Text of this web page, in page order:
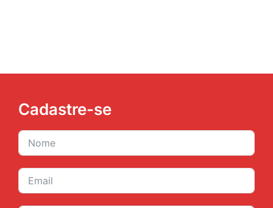
Cadastre-se